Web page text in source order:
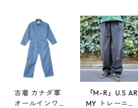
古着 カナダ軍
オールインワン
『M-R』U.S AR
MY トレーニン